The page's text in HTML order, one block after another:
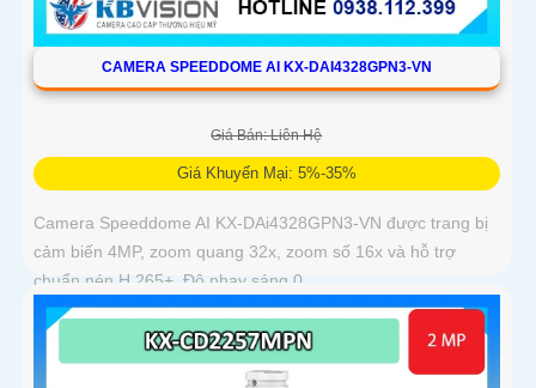
CAMERA SPEEDDOME AI KX-DAI4328GPN3-VN
Giá Bán: Liên Hệ
Giá Khuyến Mại: 5%-35%
Camera Speeddome AI KX-DAi4328GPN3-VN được trang bị
cảm biến 4MP, zoom quang 32x, zoom số 16x và hỗ trợ
chuẩn nén H.265+. Độ nhạy sáng 0